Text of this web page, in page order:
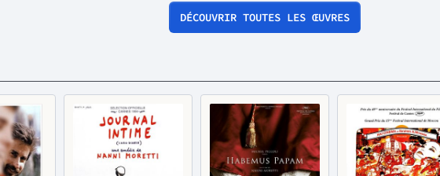
DÉCOUVRIR TOUTES LES ŒUVRES